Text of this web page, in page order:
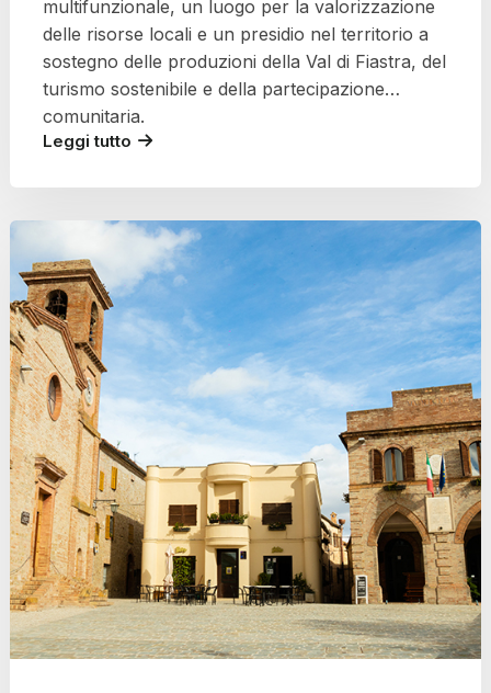
multifunzionale, un luogo per la valorizzazione
delle risorse locali e un presidio nel territorio a
sostegno delle produzioni della Val di Fiastra, del
turismo sostenibile e della partecipazione
comunitaria.
Leggi tutto